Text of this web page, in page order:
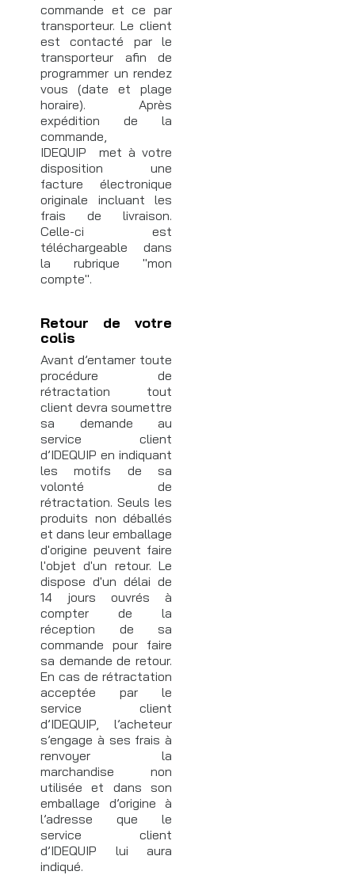
commande et ce par
transporteur. Le client
est contacté par le
transporteur afin de
programmer un rendez
vous (date et plage
horaire). Après
expédition de la
commande,
IDEQUIP met à votre
disposition une
facture électronique
originale incluant les
frais de livraison.
Celle-ci est
téléchargeable dans
la rubrique "mon
compte".
Retour de votre
colis
Avant d’entamer toute
procédure de
rétractation tout
client devra soumettre
sa demande au
service client
d’IDEQUIP en indiquant
les motifs de sa
volonté de
rétractation. Seuls les
produits non déballés
et dans leur emballage
d'origine peuvent faire
l'objet d'un retour. Le
dispose d'un délai de
14 jours ouvrés à
compter de la
réception de sa
commande pour faire
sa demande de retour.
En cas de rétractation
acceptée par le
service client
d’IDEQUIP, l’acheteur
s’engage à ses frais à
renvoyer la
marchandise non
utilisée et dans son
emballage d’origine à
l’adresse que le
service client
d’IDEQUIP lui aura
indiqué.